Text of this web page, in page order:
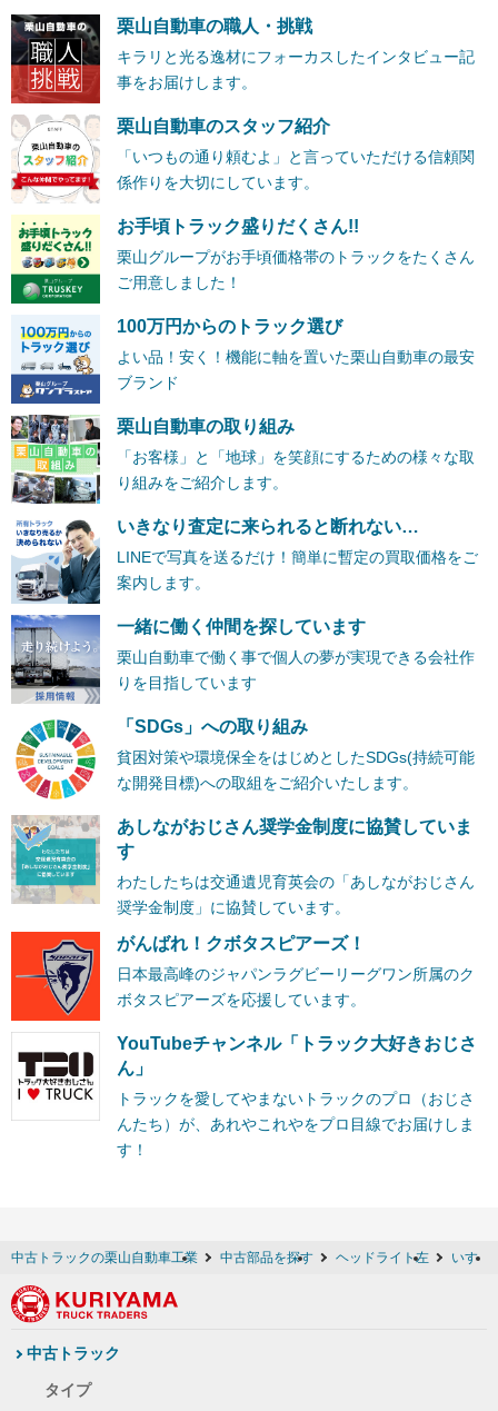
栗山自動車の職人・挑戦
キラリと光る逸材にフォーカスしたインタビュー記
事をお届けします。
栗山自動車のスタッフ紹介
「いつもの通り頼むよ」と言っていただける信頼関
係作りを大切にしています。
お手頃トラック盛りだくさん!!
栗山グループがお手頃価格帯のトラックをたくさん
ご用意しました！
100万円からのトラック選び
よい品！安く！機能に軸を置いた栗山自動車の最安
ブランド
栗山自動車の取り組み
「お客様」と「地球」を笑顔にするための様々な取
り組みをご紹介します。
いきなり査定に来られると断れない…
LINEで写真を送るだけ！簡単に暫定の買取価格をご
案内します。
一緒に働く仲間を探しています
栗山自動車で働く事で個人の夢が実現できる会社作
りを目指しています
「SDGs」への取り組み
貧困対策や環境保全をはじめとしたSDGs(持続可能
な開発目標)への取組をご紹介いたします。
あしながおじさん奨学金制度に協賛していま
す
わたしたちは交通遺児育英会の「あしながおじさん
奨学金制度」に協賛しています。
がんばれ！クボタスピアーズ！
日本最高峰のジャパンラグビーリーグワン所属のク
ボタスピアーズを応援しています。
YouTubeチャンネル「トラック大好きおじさ
ん」
トラックを愛してやまないトラックのプロ（おじさ
んたち）が、あれやこれやをプロ目線でお届けしま
す！
中古トラックの栗山自動車工業 中古部品を探す ヘッドライト左 いすゞ
中古トラック
タイプ